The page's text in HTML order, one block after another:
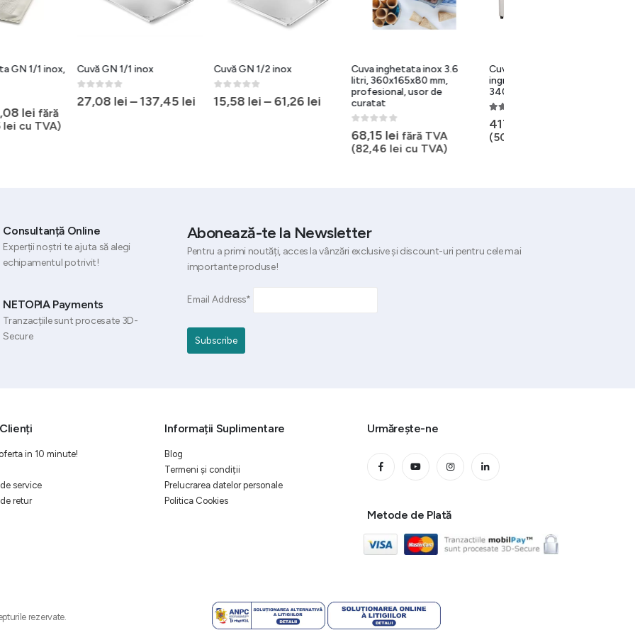
1/1 inox
lei
Cuvă GN 1/2 inox
0 out of 5
15,58lei–61,26lei
Cuva inghetata inox 3.6
litri, 360x165x80 mm,
curatat
Cuve inox pentru
ingrediente 4xGN 1/6,
340x400x250 mm
5.00out of 5
417,69
(505,40leicu TVA)
Consultanță Online
Experții noștri te ajuta să alegi
echipamentul potrivit!
NETOPIA Payments
Tranzacțiile sunt procesate 3D-
Secure
Abonează-te la Newsletter
Pentru a primi noutăți, acces la vânzări exclusive și discount-uri pentru cele mai
importante produse!
Email Address*
in 10 minute!
service
retur
Informații Suplimentare
Blog
Termeni și condiții
Prelucrarea datelor personale
Politica Cookies
Urmărește-ne
Metode de Plată
rezervate.